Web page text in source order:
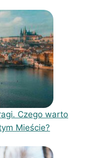
Czego warto
Mieście?